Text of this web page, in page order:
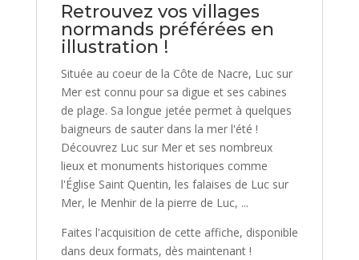
Retrouvez vos villages
normands préférées en
illustration !
Située au coeur de la Côte de Nacre, Luc sur
Mer est connu pour sa digue et ses cabines
de plage. Sa longue jetée permet à quelques
baigneurs de sauter dans la mer l'été !
Découvrez Luc sur Mer et ses nombreux
lieux et monuments historiques comme
l'Église Saint Quentin, les falaises de Luc sur
Mer, le Menhir de la pierre de Luc, ...
Faites l'acquisition de cette affiche, disponible
dans deux formats, dès maintenant !